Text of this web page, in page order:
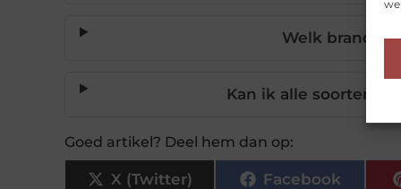
Welk
Kan ik alle soorten
Goed artikel? Deel hem dan op:
X (Twitter) Facebook